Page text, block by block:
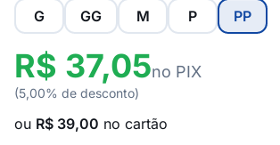
G GG M P PP
R$ 37,05no PIX
(5,00% de desconto)
ou R$ 39,00 no cartão